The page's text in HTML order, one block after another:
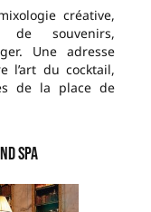
créative,
souvenirs,
Une adresse
l’art du cocktail,
de la place de
Spa